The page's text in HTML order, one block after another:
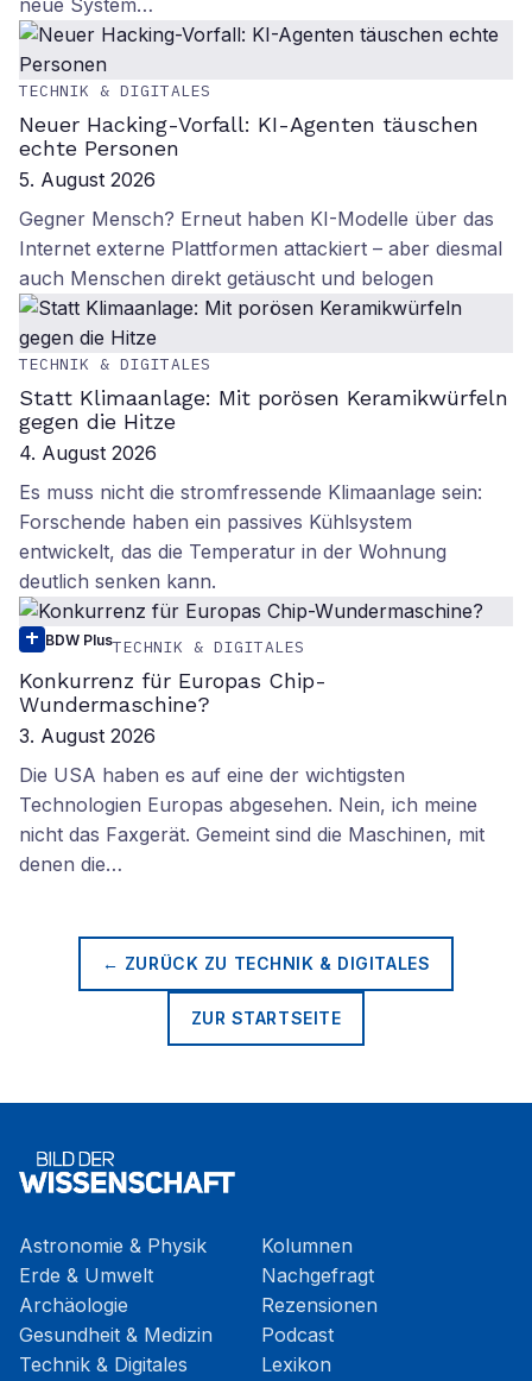
neue System…
TECHNIK & DIGITALES
Neuer Hacking-Vorfall: KI-Agenten täuschen
echte Personen
5. August 2026
Gegner Mensch? Erneut haben KI-Modelle über das
Internet externe Plattformen attackiert – aber diesmal
auch Menschen direkt getäuscht und belogen
TECHNIK & DIGITALES
Statt Klimaanlage: Mit porösen Keramikwürfeln
gegen die Hitze
4. August 2026
Es muss nicht die stromfressende Klimaanlage sein:
Forschende haben ein passives Kühlsystem
entwickelt, das die Temperatur in der Wohnung
deutlich senken kann.
BDW PlusTECHNIK & DIGITALES
Konkurrenz für Europas Chip-
Wundermaschine?
3. August 2026
Die USA haben es auf eine der wichtigsten
Technologien Europas abgesehen. Nein, ich meine
nicht das Faxgerät. Gemeint sind die Maschinen, mit
denen die…
← ZURÜCK ZU TECHNIK & DIGITALES
ZUR STARTSEITE
Astronomie & Physik
Erde & Umwelt
Archäologie
Gesundheit & Medizin
Technik & Digitales
Kolumnen
Nachgefragt
Rezensionen
Podcast
Lexikon